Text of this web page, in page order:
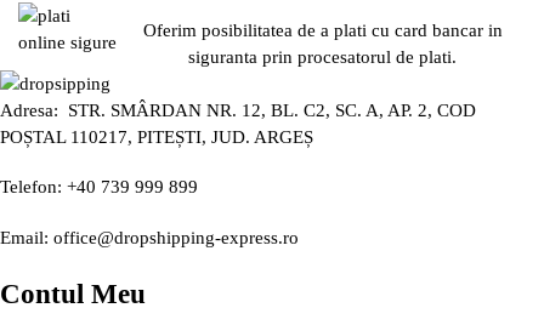
Oferim posibilitatea de a plati cu card bancar in
siguranta prin procesatorul de plati.
Adresa: STR. SMÂRDAN NR. 12, BL. C2, SC. A, AP. 2, COD
POȘTAL 110217, PITEȘTI, JUD. ARGEȘ
Telefon: +40 739 999 899
Email: office@dropshipping-express.ro
Contul Meu